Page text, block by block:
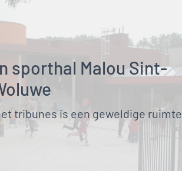
sporthal Malou Sint-
tribunes is een geweldige ruimte